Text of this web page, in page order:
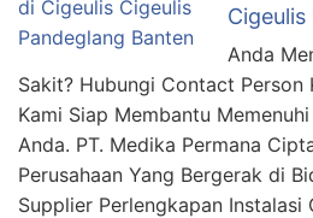
Anda
Sakit? Hubungi Contact Person
Kami Siap Membantu
Anda. PT. Medika Permana
Perusahaan Yang Bergerak di
Supplier Perlengkapan Instalasi